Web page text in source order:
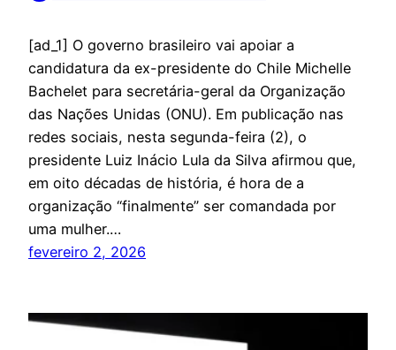
[ad_1] O governo brasileiro vai apoiar a
candidatura da ex-presidente do Chile Michelle
Bachelet para secretária-geral da Organização
das Nações Unidas (ONU). Em publicação nas
redes sociais, nesta segunda-feira (2), o
presidente Luiz Inácio Lula da Silva afirmou que,
em oito décadas de história, é hora de a
organização “finalmente” ser comandada por
uma mulher.…
fevereiro 2, 2026